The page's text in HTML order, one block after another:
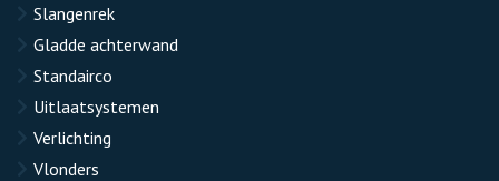
Slangenrek
Gladde achterwand
Standairco
Uitlaatsystemen
Verlichting
Vlonders